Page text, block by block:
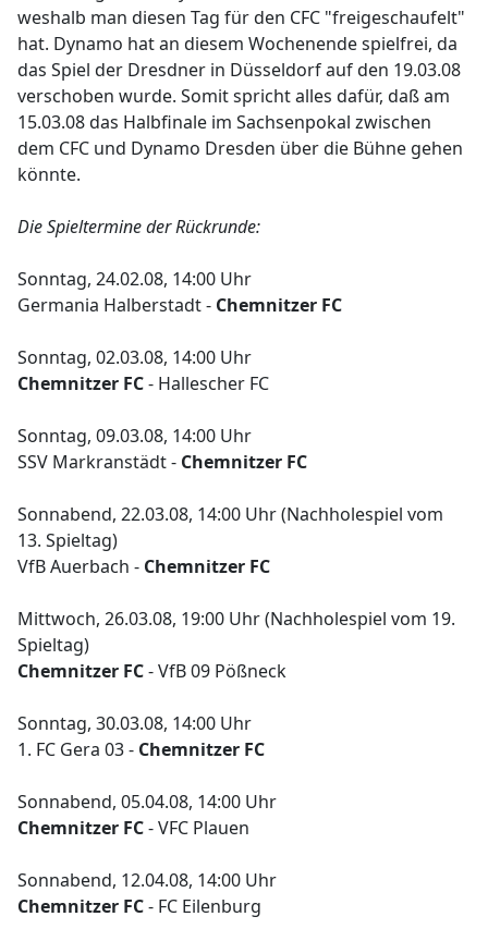
weshalb man diesen Tag für den CFC "freigeschaufelt"
hat. Dynamo hat an diesem Wochenende spielfrei, da
das Spiel der Dresdner in Düsseldorf auf den 19.03.08
verschoben wurde. Somit spricht alles dafür, daß am
15.03.08 das Halbfinale im Sachsenpokal zwischen
dem CFC und Dynamo Dresden über die Bühne gehen
könnte.
Die Spieltermine der Rückrunde:
Sonntag, 24.02.08, 14:00 Uhr
Germania Halberstadt - Chemnitzer FC
Sonntag, 02.03.08, 14:00 Uhr
Chemnitzer FC- Hallescher FC
Sonntag, 09.03.08, 14:00 Uhr
SSV Markranstädt - Chemnitzer FC
Sonnabend, 22.03.08, 14:00 Uhr (Nachholespiel vom
13. Spieltag)
VfB Auerbach - Chemnitzer FC
Mittwoch, 26.03.08, 19:00 Uhr (Nachholespiel vom 19.
Spieltag)
Chemnitzer FC- VfB 09 Pößneck
Sonntag, 30.03.08, 14:00 Uhr
1. FC Gera 03 - Chemnitzer FC
Sonnabend, 05.04.08, 14:00 Uhr
Chemnitzer FC- VFC Plauen
Sonnabend, 12.04.08, 14:00 Uhr
Chemnitzer FC- FC Eilenburg